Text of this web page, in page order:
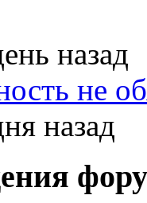
назад
не
назад